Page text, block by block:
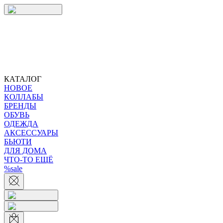
КАТАЛОГ
НОВОЕ
КОЛЛАБЫ
БРЕНДЫ
ОБУВЬ
ОДЕЖДА
АКСЕССУАРЫ
БЬЮТИ
ДЛЯ ДОМА
ЧТО-ТО ЕЩЁ
%sale